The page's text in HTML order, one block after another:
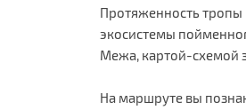
Протяженность
экосистемы
Межа, картой-схемой
На маршруте вы